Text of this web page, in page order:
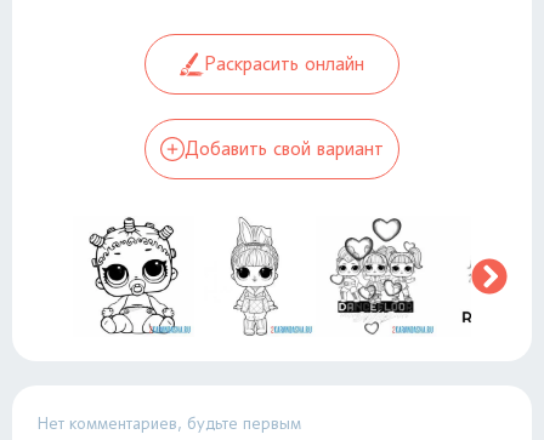
Раскрасить онлайн
Добавить свой вариант
Нет комментариев, будьте первым